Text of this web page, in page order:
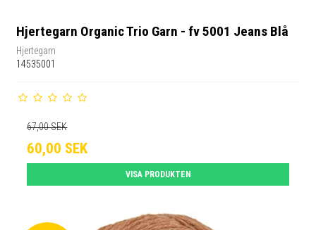
Hjertegarn Organic Trio Garn - fv 5001 Jeans Blå
Hjertegarn
14535001
67,00 SEK
60,00 SEK
VISA PRODUKTEN